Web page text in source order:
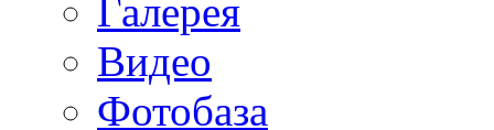
Галерея
Видео
Фотобаза